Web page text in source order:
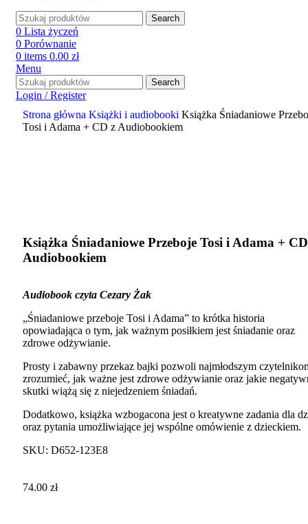
Search
0 Lista życzeń
0 Porównanie
0 items 0.00 zł
Menu
Search
Login / Register
Strona główna Książki i audiobooki Książka Śniadaniowe
Tosi i Adama + CD z Audiobookiem
Książka Śniadaniowe Przeboje Tosi i Adama +
Audiobookiem
Audiobook czyta Cezary Żak
„Śniadaniowe przeboje Tosi i Adama” to krótka historia
opowiadająca o tym, jak ważnym posiłkiem jest śniadanie oraz
zdrowe odżywianie.
Prosty i zabawny przekaz bajki pozwoli najmłodszym
zrozumieć, jak ważne jest zdrowe odżywianie oraz jakie
skutki wiążą się z niejedzeniem śniadań.
Dodatkowo, książka wzbogacona jest o kreatywne zadania dla
oraz pytania umożliwiające jej wspólne omówienie z dzieckiem.
SKU: D652-123E8
74.00 zł